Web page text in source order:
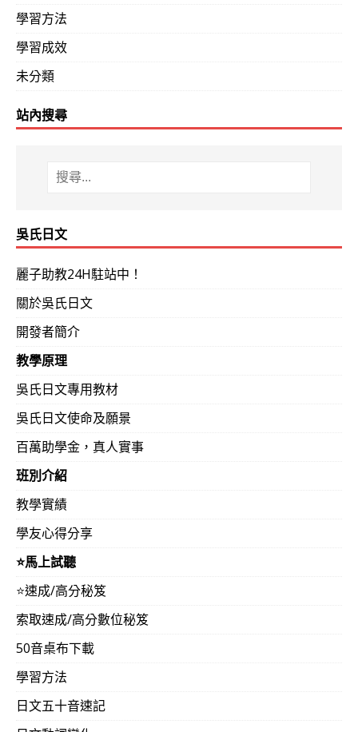
學習方法
學習成效
未分類
站內搜尋
吳氏日文
麗子助教24H駐站中！
關於吳氏日文
開發者簡介
教學原理
吳氏日文專用教材
吳氏日文使命及願景
百萬助學金，真人實事
班別介紹
教學實績
學友心得分享
⭐️馬上試聽
⭐️速成/高分秘笈
索取速成/高分數位秘笈
50音桌布下載
學習方法
日文五十音速記